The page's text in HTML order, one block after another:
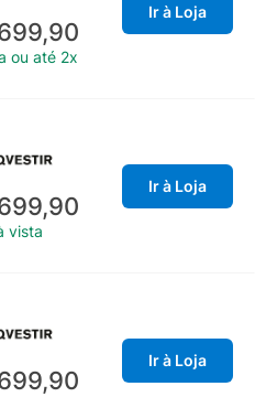
ou até 2x
Ir à Loja
vista
Ir à Loja
Ir à Loja